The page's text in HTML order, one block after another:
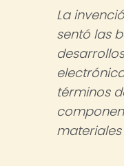
La
sentó las
términos